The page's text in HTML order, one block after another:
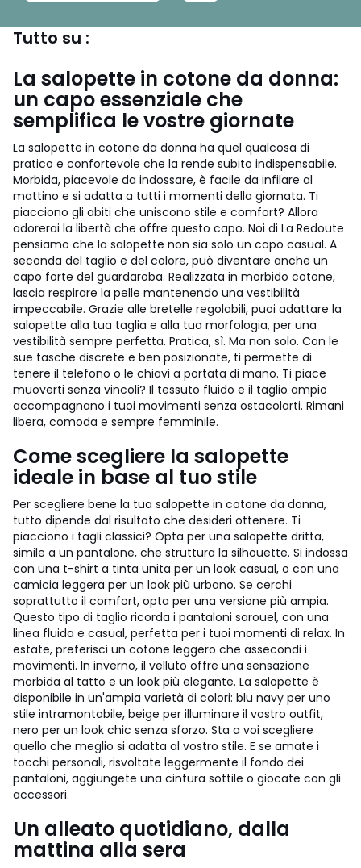
Tutto su :
La salopette in cotone da donna:
un capo essenziale che
semplifica le vostre giornate
La salopette in cotone da donna ha quel qualcosa di
pratico e confortevole che la rende subito indispensabile.
Morbida, piacevole da indossare, è facile da infilare al
mattino e si adatta a tutti i momenti della giornata. Ti
piacciono gli abiti che uniscono stile e comfort? Allora
adorerai la libertà che offre questo capo. Noi di La Redoute
pensiamo che la salopette non sia solo un capo casual. A
seconda del taglio e del colore, può diventare anche un
capo forte del guardaroba. Realizzata in morbido cotone,
lascia respirare la pelle mantenendo una vestibilità
impeccabile. Grazie alle bretelle regolabili, puoi adattare la
salopette alla tua taglia e alla tua morfologia, per una
vestibilità sempre perfetta. Pratica, sì. Ma non solo. Con le
sue tasche discrete e ben posizionate, ti permette di
tenere il telefono o le chiavi a portata di mano. Ti piace
muoverti senza vincoli? Il tessuto fluido e il taglio ampio
accompagnano i tuoi movimenti senza ostacolarti. Rimani
libera, comoda e sempre femminile.
Come scegliere la salopette
ideale in base al tuo stile
Per scegliere bene la tua salopette in cotone da donna,
tutto dipende dal risultato che desideri ottenere. Ti
piacciono i tagli classici? Opta per una salopette dritta,
simile a un pantalone, che struttura la silhouette. Si indossa
con una t-shirt a tinta unita per un look casual, o con una
camicia leggera per un look più urbano. Se cerchi
soprattutto il comfort, opta per una versione più ampia.
Questo tipo di taglio ricorda i pantaloni sarouel, con una
linea fluida e casual, perfetta per i tuoi momenti di relax. In
estate, preferisci un cotone leggero che assecondi i
movimenti. In inverno, il velluto offre una sensazione
morbida al tatto e un look più elegante. La salopette è
disponibile in un'ampia varietà di colori: blu navy per uno
stile intramontabile, beige per illuminare il vostro outfit,
nero per un look chic senza sforzo. Sta a voi scegliere
quello che meglio si adatta al vostro stile. E se amate i
tocchi personali, risvoltate leggermente il fondo dei
pantaloni, aggiungete una cintura sottile o giocate con gli
accessori.
Un alleato quotidiano, dalla
mattina alla sera